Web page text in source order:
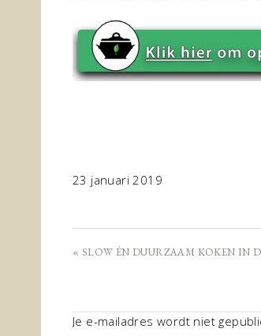
23 januari 2019
« SLOW ÉN DUURZAAM KOKEN IN
Je e-mailadres wordt niet